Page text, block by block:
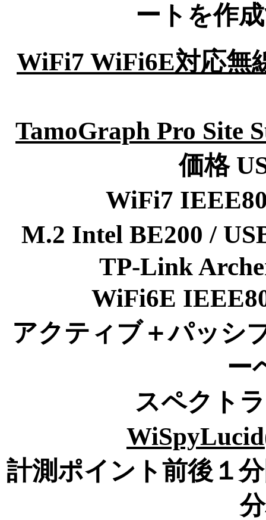
ートを作
WiFi7 WiFi6E対応無
TamoGraph Pro Site
価格
WiFi7
M.2 Intel BE200 /
TP-Link
WiFi6E
アクティブ＋パッシ
ー
スペクト
計測ポイント前後１